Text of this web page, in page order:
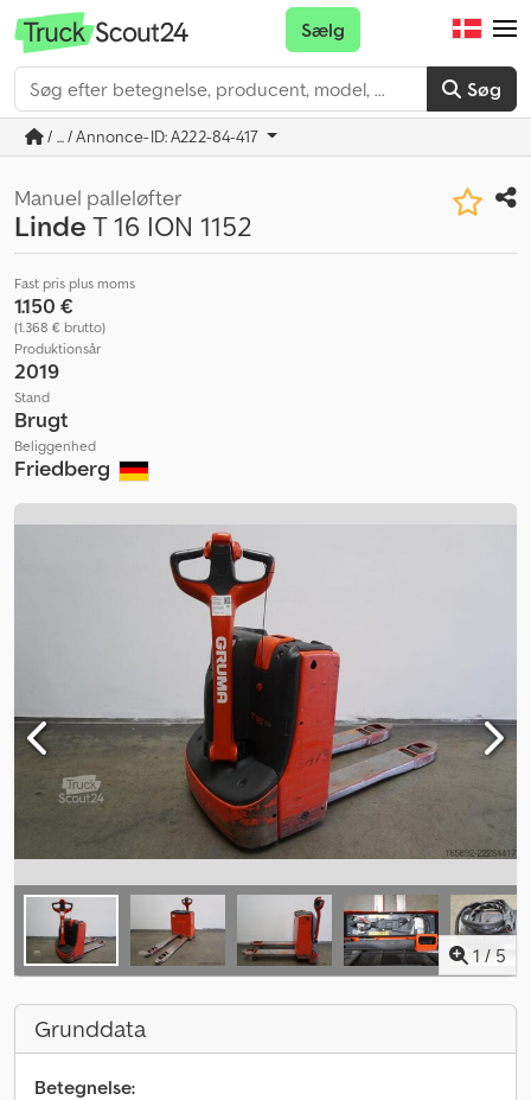
Søg
Sælg
/ ... / Annonce-ID: A222-84-417
Manuel palleløfter
LindeT 16 ION 1152
Fast pris plus moms
1.150 €
(1.368 € brutto)
Produktionsår
2019
Stand
Brugt
Beliggenhed
Friedberg
1 / 5
Grunddata
Betegnelse: